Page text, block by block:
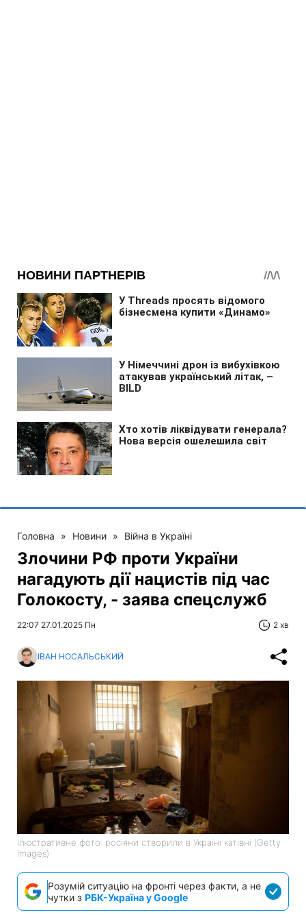
Головна » Новини » Війна в Україні
Злочини РФ проти України
нагадують дії нацистів під час
Голокосту, - заява спецслужб
22:07 27.01.2025 Пн 2 хв
ІВАН НОСАЛЬСЬКИЙ
Ілюстративне фото: росіяни створили в Україні катівні (Getty
Images)
Розумій ситуацію на фронті через факти, а не
чутки з РБК-Україна у Google